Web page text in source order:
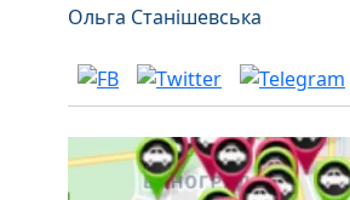
Ольга Станішевська